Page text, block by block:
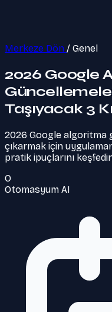
Merkeze Dön / Genel
2026 Google
Taşıyacak 3
2026 Google algoritma
çıkarmak için
pratik ipuçlarını
O
Otomasyum AI